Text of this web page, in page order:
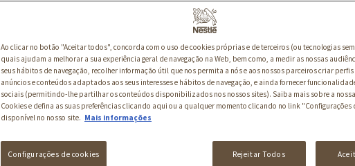
Ao clicar no botão "Aceitar todos", concorda com o uso de cookies próprias e de terceiros (ou tecnologias
quais ajudam a melhorar a sua experiência geral de navegação na Web, bem como, a medir as nossas
seus hábitos de navegação, recolher informação útil que nos permita a nós e aos nossos parceiros criar perfis
anúncios e conteúdos adaptados aos seus interesses e hábitos de navegação, e ainda fornecer
sociais (permitindo-lhe partilhar os conteúdos disponibilizados nos nossos sites). Saiba mais sobre a
Cookies e defina as suas preferências clicando aqui ou a qualquer momento clicando no link "Configurações
disponível no nosso site. Mais informações
Rejeitar Todos
Configurações de cookies